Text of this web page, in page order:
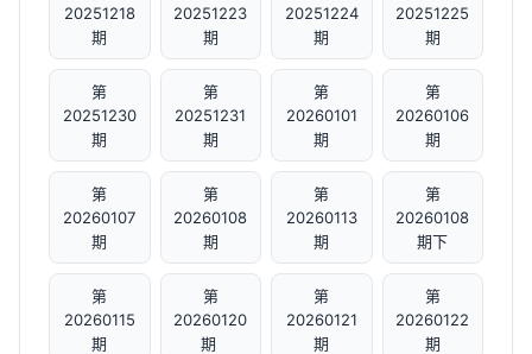
20251218
期
20251223
期
20251224
期
20251225
期
第
20251230
期
第
20251231
期
第
20260101
期
第
20260106
期
第
20260107
期
第
20260108
期
第
20260113
期
第
20260108
期下
第
20260115
期
第
20260120
期 ​
第
20260121
期
第
20260122
期